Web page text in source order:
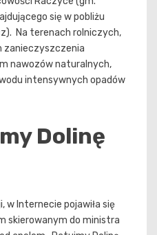
się w pobliżu
Na terenach rolniczych,
zanieczyszczenia
nawozów naturalnych,
intensywnych opadów
Dolinę
w Internecie pojawiła się
skierowanym do ministra